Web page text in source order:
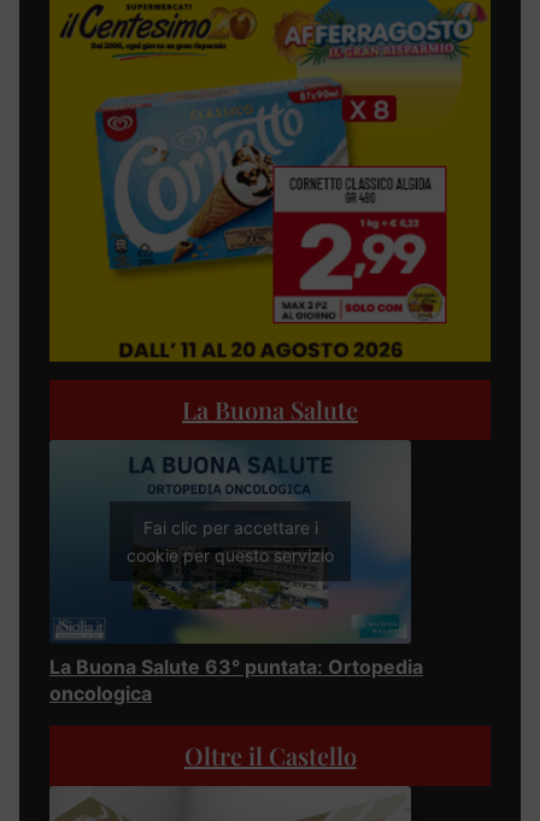
La Buona Salute
Fai clic per accettare i
cookie per questo servizio
La Buona Salute 63° puntata: Ortopedia
oncologica
Oltre il Castello